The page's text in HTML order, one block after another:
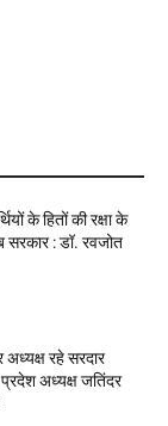
के हितों की रक्षा के
सरकार : डॉ. रवजोत
अध्यक्ष रहे सरदार
अध्यक्ष जतिंदर